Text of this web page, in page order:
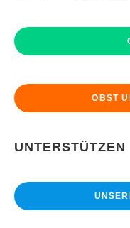
OBST